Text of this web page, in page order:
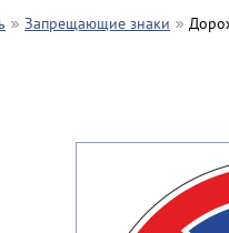
Запрещающие знаки